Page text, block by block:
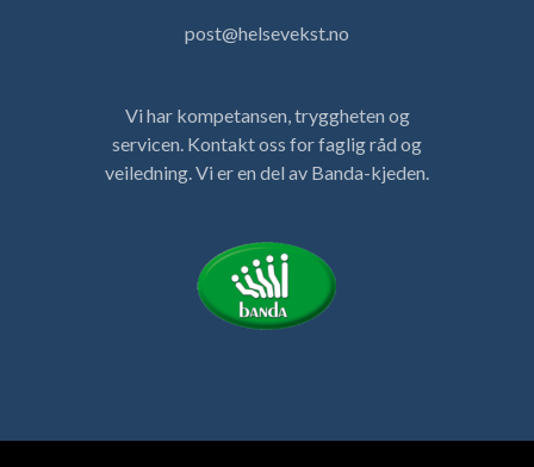
post@helsevekst.no
Vi har kompetansen, tryggheten og
servicen. Kontakt oss for faglig råd og
veiledning. Vi er en del av Banda-kjeden.